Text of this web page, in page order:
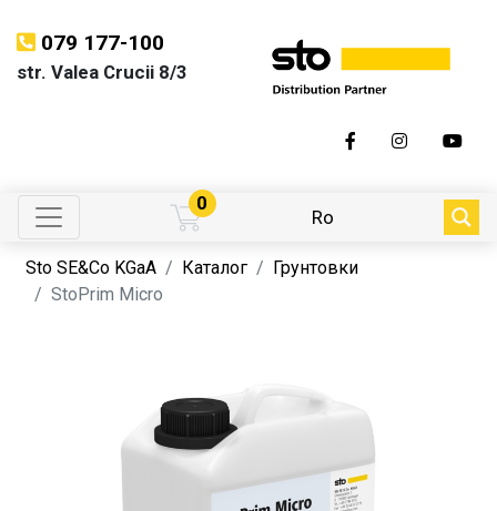
079 177-100
str. Valea Crucii 8/3
0
Ro
Sto SE&Co KGaA Каталог
Грунтовки
StoPrim Micro